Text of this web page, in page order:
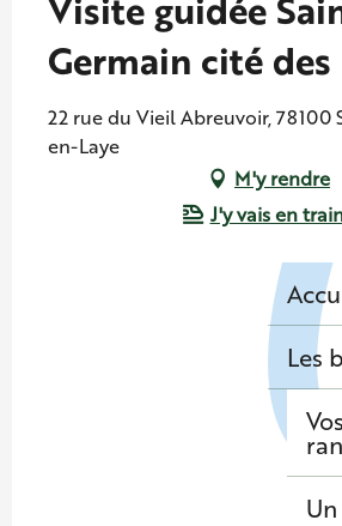
Les
Germain cité
22 rue du Vieil Abreuvoir, 78100
en-Laye
M'y rendre
J'y vais en